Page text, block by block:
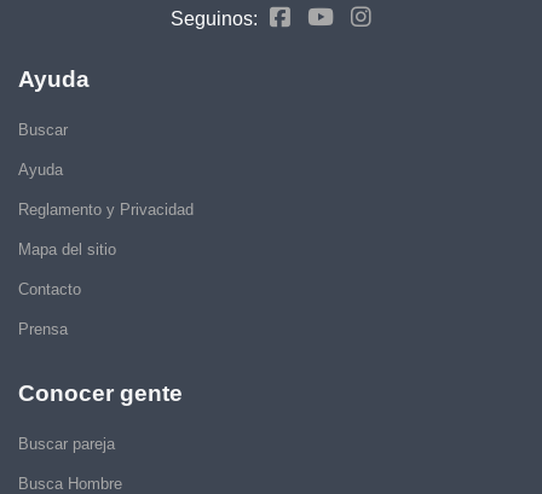
Seguinos:
Ayuda
Buscar
Ayuda
Reglamento y Privacidad
Mapa del sitio
Contacto
Prensa
Conocer gente
Buscar pareja
Busca Hombre